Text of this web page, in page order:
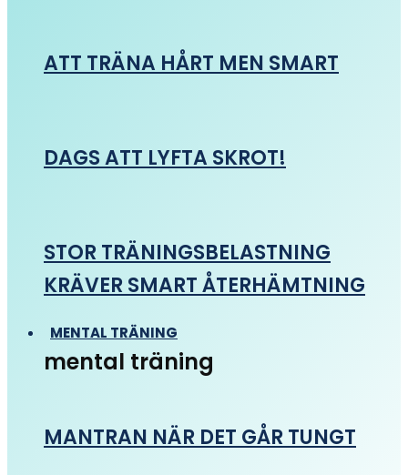
ATT TRÄNA HÅRT MEN SMART
DAGS ATT LYFTA SKROT!
STOR TRÄNINGSBELASTNING
KRÄVER SMART ÅTERHÄMTNING
MENTAL TRÄNING
mental träning
MANTRAN NÄR DET GÅR TUNGT